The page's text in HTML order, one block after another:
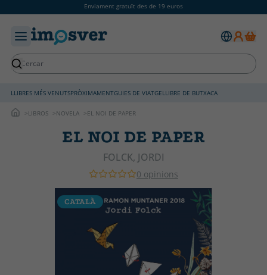
Enviament gratuït des de 19 euros
LLIBRES MÉS VENUTSPRÒXIMAMENTGUIES DE VIATGELLIBRE DE BUTXACA
LIBROS NOVELA EL NOI DE PAPER
EL NOI DE PAPER
FOLCK, JORDI
0 opinions
CATALÀ